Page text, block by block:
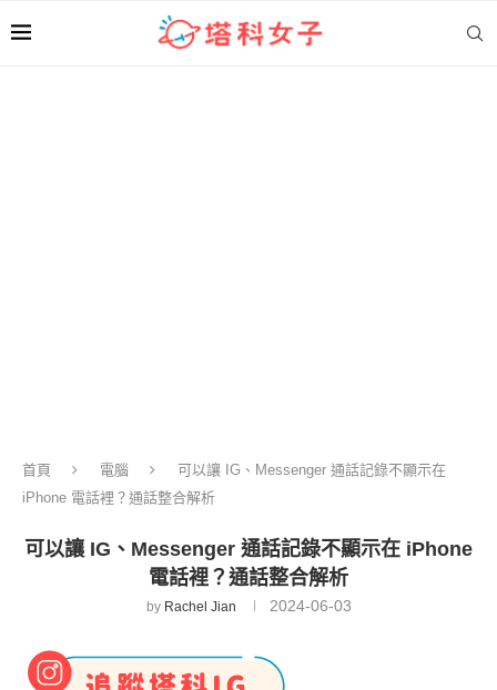
首頁 電腦
可以讓 IG、Messenger 通話記錄不顯示在
iPhone 電話裡？通話整合解析
可以讓 IG、Messenger 通話記錄不顯示在 iPhone
電話裡？通話整合解析
by Rachel Jian 2024-06-03